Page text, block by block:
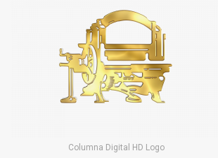
Columna Digital HD Logo